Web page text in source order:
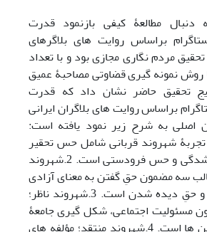
مطالعۀ کیفی بازنمود قدرت
براساس روایت های بلاگرهای
مردم نگاری مجازی بود و با تعداد
با روش نمونه گیری قضاوتی مصاحبۀ عمیق
تحقیق حاضر نشان داد که قدرت
براساس روایت های بلاگران ایرانی
مضمون اصلی به شرح زیر نمود یافته است:
تجربۀ شهروند قربانی شامل حس تحقیر
شدگی، حس طرد شدگی و حس فرودستی است. 2.شهروند
سه مضمون حقِ گفتن به معنای آزادی
بیان، حق خواستن و حقِ دیده شدن است. 3.شهروند ناظر؛
مسئولیت اجتماعی، شکل گیری جامعۀ
مدنی و وجود کمپین ها است. 4.شهروند منتقد؛ مؤلفه های